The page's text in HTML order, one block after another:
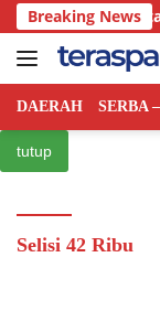
Langsung
ke
konten
Breaking News
Kian Ketat,
DAERAH SERBA
tutup
Selisi 42 Ribu